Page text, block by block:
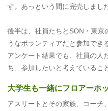
す。あっという間に完売しまし
後半は、社員たちとSON・東京
うなボランティアだと参加でき
アンケート結果でも、社員の人
ち、参加したいと考えているこ
大学生も一緒にフロアーホ
アスリートとその家族、コーチ